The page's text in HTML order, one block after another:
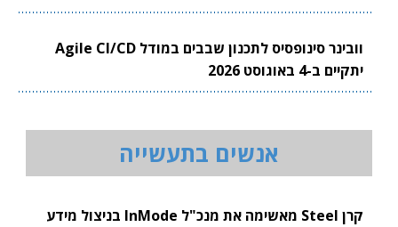
וובינר סינופסיס לתכנון שבבים במודל Agile CI/CD
יתקיים ב-4 באוגוסט 2026
אנשים בתעשייה
קרן Steel מאשימה את מנכ"ל InMode בניצול מידע